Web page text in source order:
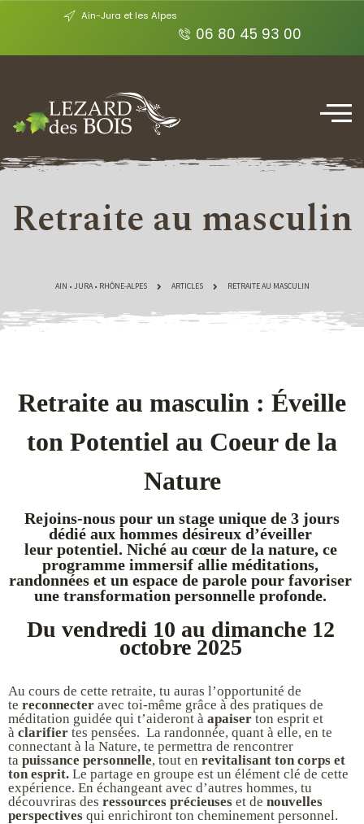
Ain-Jura et les Alpes
06 80 45 93 00
Retraite au masculin
AIN • JURA • RHÔNE-ALPES ARTICLES RETRAITE AU MASCULIN
Retraite au masculin : Éveille
ton Potentiel au Coeur de la
Nature
Rejoins-nous pour un stage unique de 3 jours
dédié aux hommes désireux d’éveiller
leur potentiel. Niché au cœur de la nature, ce
programme immersif allie méditations,
randonnées et un espace de parole pour favoriser
unetransformation personnelle profonde.
Du vendredi 10 au dimanche 12
octobre 2025
Au cours de cette retraite, tu auras l’opportunité de
te reconnecter avec toi-même grâce à des pratiques de
méditation guidée qui t’aideront à apaiser ton esprit et
à clarifier tes pensées. La randonnée, quant à elle, en te
connectant à la Nature, te permettra de rencontrer
ta puissance personnelle, tout en revitalisant ton corps et
ton esprit. Le partage en groupe est un élément clé de cette
expérience. En échangeant avec d’autres hommes, tu
découvriras des ressources précieuses et de nouvelles
perspectives qui enrichiront ton cheminement personnel.